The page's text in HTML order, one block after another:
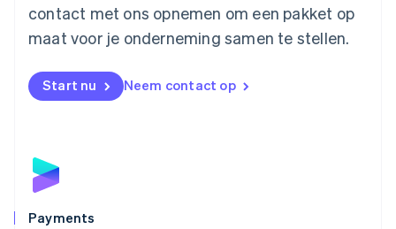
contact met ons opnemen om een pakket op
maat voor je onderneming samen te stellen.
Start nu Neem contact op
Payments
Nederland
NederlandsEnglish
English
Noorwegen
Polen
English
Português